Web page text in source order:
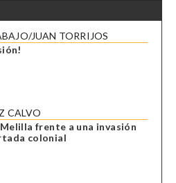
JUAN TORRIJOS
CALVO
frente a una invasión
colonial